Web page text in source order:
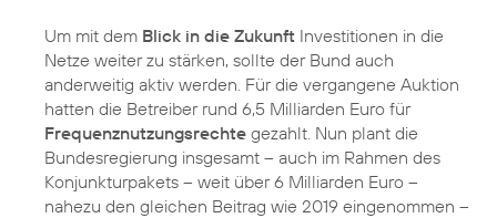
Um mit dem Blick in die Zukunft Investitionen in die
Netze weiter zu stärken, sollte der Bund auch
anderweitig aktiv werden. Für die vergangene Auktion
hatten die Betreiber rund 6,5 Milliarden Euro für
Frequenznutzungsrechte gezahlt. Nun plant die
Bundesregierung insgesamt – auch im Rahmen des
Konjunkturpakets – weit über 6 Milliarden Euro –
nahezu den gleichen Beitrag wie 2019 eingenommen –